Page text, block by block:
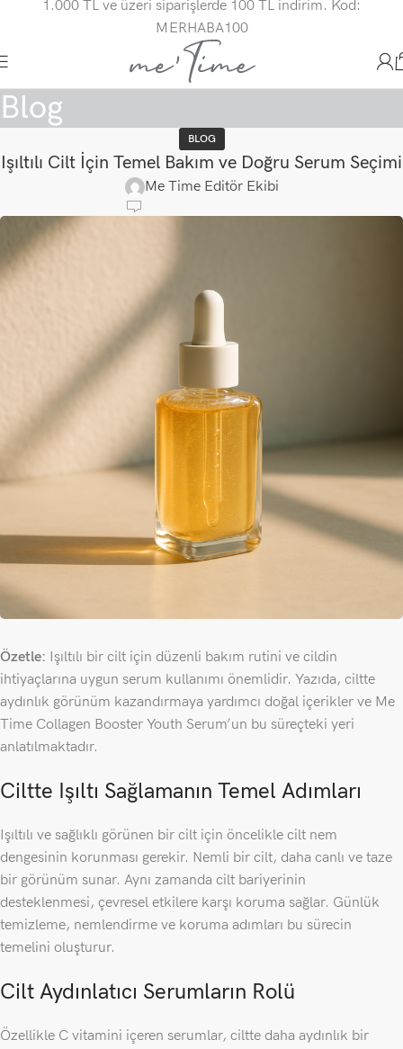
1.000 TL ve üzeri siparişlerde 100 TL indirim. Kod:
MERHABA100
Blog
BLOG
Işıltılı Cilt İçin Temel Bakım ve Doğru Serum Seçimi
Me Time Editör Ekibi
Özetle: Işıltılı bir cilt için düzenli bakım rutini ve cildin
ihtiyaçlarına uygun serum kullanımı önemlidir. Yazıda, ciltte
aydınlık görünüm kazandırmaya yardımcı doğal içerikler ve Me
Time Collagen Booster Youth Serum’un bu süreçteki yeri
anlatılmaktadır.
Ciltte Işıltı Sağlamanın Temel Adımları
Işıltılı ve sağlıklı görünen bir cilt için öncelikle cilt nem
dengesinin korunması gerekir. Nemli bir cilt, daha canlı ve taze
bir görünüm sunar. Aynı zamanda cilt bariyerinin
desteklenmesi, çevresel etkilere karşı koruma sağlar. Günlük
temizleme, nemlendirme ve koruma adımları bu sürecin
temelini oluşturur.
Cilt Aydınlatıcı Serumların Rolü
Özellikle C vitamini içeren serumlar, ciltte daha aydınlık bir